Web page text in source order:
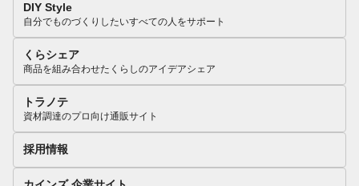
DIY Style
自分でものづくりしたいすべての人をサポート
くらシェア
商品を組み合わせたくらしのアイデアシェア
トラノテ
資材調達のプロ向け通販サイト
採用情報